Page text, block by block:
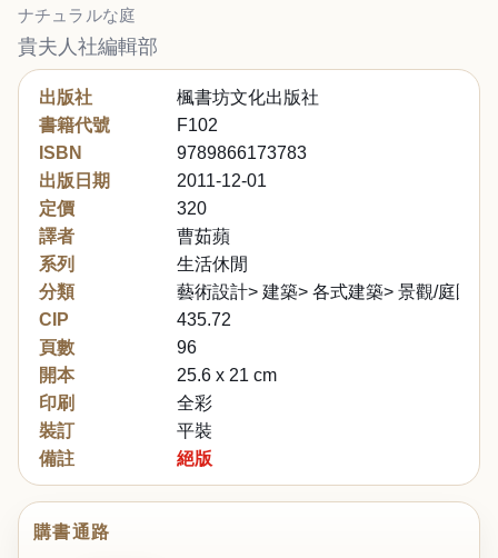
ナチュラルな庭
貴夫人社編輯部
出版社
楓書坊文化出版社
書籍代號
F102
ISBN
9789866173783
出版日期
2011-12-01
定價
320
譯者
曹茹蘋
系列
生活休閒
分類
藝術設計> 建築> 各式建築> 景觀/庭園
CIP
435.72
頁數
96
開本
25.6 x 21 cm
印刷
全彩
裝訂
平裝
備註
絕版
購書通路